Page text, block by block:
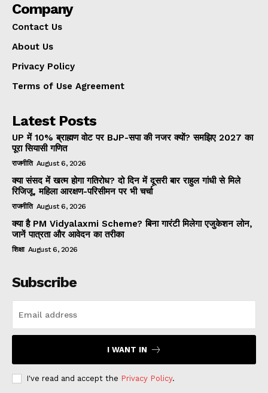
Company
Contact Us
About Us
Privacy Policy
Terms of Use Agreement
Latest Posts
UP में 10% ब्राह्मण वोट पर BJP-सपा की नजर क्यों? समझिए 2027 का
पूरा सियासी गणित
राजनीति August 6, 2026
क्या संसद में खत्म होगा गतिरोध? दो दिन में दूसरी बार राहुल गांधी से मिले
रिजिजू, महिला आरक्षण-परिसीमन पर भी चर्चा
राजनीति August 6, 2026
क्या है PM Vidyalaxmi Scheme? बिना गारंटी मिलेगा एजुकेशन लोन,
जानें पात्रता और आवेदन का तरीका
शिक्षा August 6, 2026
Subscribe
I WANT IN
I've read and accept the Privacy Policy.